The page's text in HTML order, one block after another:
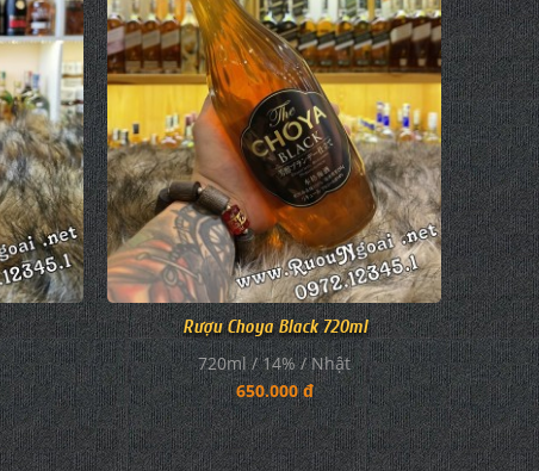
Rượu Choya Black 720ml
720ml / 14% / Nhật
650.000 đ